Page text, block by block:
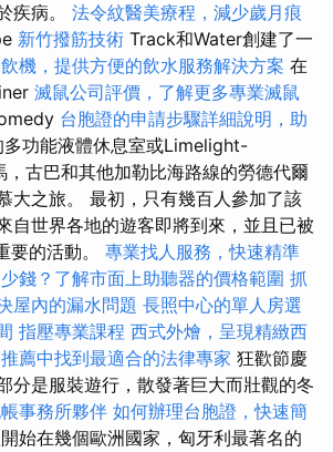
疾病。 法令紋醫美療程，減少歲月痕
新竹撥筋技術 Track和Water創建了一
機，提供方便的飲水服務解決方案 在
滅鼠公司評價，了解更多專業滅鼠
台胞證的申請步驟詳細說明，助
多功能液體休息室或Limelight-
古巴和其他加勒比海路線的勞德代爾
大之旅。 最初，只有幾百人參加了該
自世界各地的遊客即將到來，並且已被
要的活動。 專業找人服務，快速精準
錢？了解市面上助聽器的價格範圍 抓
屋內的漏水問題 長照中心的單人房選
指壓專業課程 西式外燴，呈現精緻西
薦中找到最適合的法律專家 狂歡節慶
分是服裝遊行，散發著巨大而壯觀的冬
事務所夥伴 如何辦理台胞證，快速簡
始在幾個歐洲國家，匈牙利最著名的